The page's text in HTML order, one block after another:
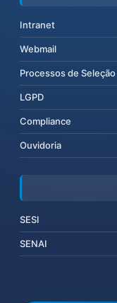
Intranet
Webmail
Processos de Seleção
LGPD
Compliance
Ouvidoria
SESI
SENAI